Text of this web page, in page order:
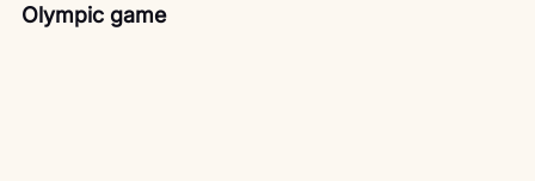
Olympic game